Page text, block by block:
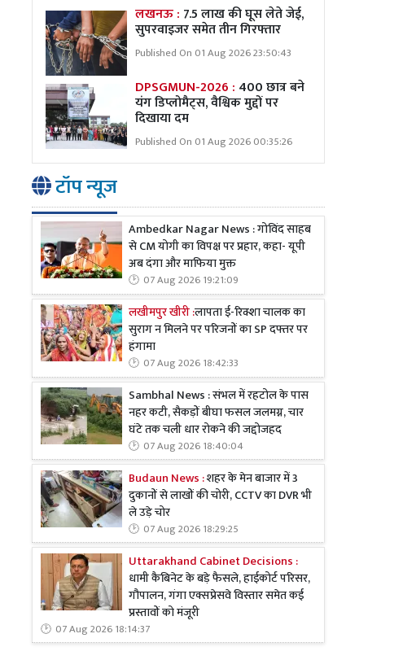
लखनऊ : 7.5 लाख की घूस लेते जेई,
सुपरवाइजर समेत तीन गिरफ्तार
Published On 01 Aug 2026 23:50:43
DPSGMUN-2026 : 400 छात्र बने
यंग डिप्लोमैट्स, वैश्विक मुद्दों पर
दिखाया दम
Published On 01 Aug 2026 00:35:26
टॉप न्यूज
Ambedkar Nagar News : गोविंद साहब
से CM योगी का विपक्ष पर प्रहार, कहा- यूपी
अब दंगा और माफिया मुक्त
07 Aug 2026 19:21:09
लखीमपुर खीरी :लापता ई-रिक्शा चालक का
सुराग न मिलने पर परिजनों का SP दफ्तर पर
हंगामा
07 Aug 2026 18:42:33
Sambhal News : संभल में रहटोल के पास
नहर कटी, सैकड़ों बीघा फसल जलमग्न, चार
घंटे तक चली धार रोकने की जद्दोजहद
07 Aug 2026 18:40:04
Budaun News :शहर के मेन बाजार में 3
दुकानों से लाखों की चोरी, CCTV का DVR भी
ले उड़े चोर
07 Aug 2026 18:29:25
Uttarakhand Cabinet Decisions :
धामी कैबिनेट के बड़े फैसले, हाईकोर्ट परिसर,
गौपालन, गंगा एक्सप्रेसवे विस्तार समेत कई
प्रस्तावों को मंजूरी
07 Aug 2026 18:14:37